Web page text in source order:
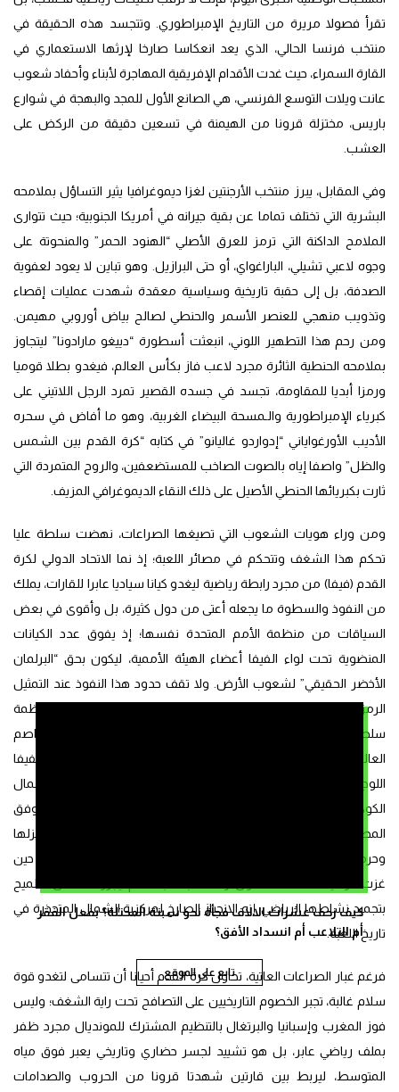
كيف زحف عشرات الالاف فجأة نحو سبتة المحتلة؟ بفعل الفقر
أم التلاعب أم انسداد الأفق؟
تابع على الموقع
تقرأ فصولا مريرة من التاريخ الإمبراطوري. وتتجسد هذه الحقيقة في
منتخب فرنسا الحالي، الذي يعد انعكاسا صارخا لإرثها الاستعماري في
القارة السمراء، حيث غدت الأقدام الإفريقية المهاجرة لأبناء وأحفاد شعوب
عانت ويلات التوسع الفرنسي، هي الصانع الأول للمجد والبهجة في شوارع
باريس، مختزلة قرونا من الهيمنة في تسعين دقيقة من الركض على
العشب.
وفي المقابل، يبرز منتخب الأرجنتين لغزا ديموغرافيا يثير التساؤل بملامحه
البشرية التي تختلف تماما عن بقية جيرانه في أمريكا الجنوبية؛ حيث تتوارى
الملامح الداكنة التي ترمز للعرق الأصلي “الهنود الحمر” والمنحوتة على
وجوه لاعبي تشيلي، الباراغواي، أو حتى البرازيل. وهو تباين لا يعود لعفوية
الصدفة، بل إلى حقبة تاريخية وسياسية معقدة شهدت عمليات إقصاء
وتذويب منهجي للعنصر الأسمر والحنطي لصالح بياض أوروبي مهيمن.
ومن رحم هذا التطهير اللوني، انبعثت أسطورة “دييغو مارادونا” ليتجاوز
بملامحه الحنطية الثائرة مجرد لاعب فاز بكأس العالم، فيغدو بطلا قوميا
ورمزا أبديا للمقاومة، تجسد في جسده القصير تمرد الرجل اللاتيني على
كبرياء الإمبراطورية والـمسحة البيضاء الغربية، وهو ما أفاض في سحره
الأديب الأورغواياني “إدواردو غاليانو” في كتابه “كرة القدم بين الشمس
والظل” واصفا إياه بالصوت الصاخب للمستضعفين، والروح المتمردة التي
ثارت بكبريائها الحنطي الأصيل على ذلك النقاء الديموغرافي المزيف.
ومن وراء هويات الشعوب التي تصيغها الصراعات، نهضت سلطة عليا
تحكم هذا الشغف وتتحكم في مصائر اللعبة؛ إذ نما الاتحاد الدولي لكرة
القدم (فيفا) من مجرد رابطة رياضية ليغدو كيانا سياديا عابرا للقارات، يملك
من النفوذ والسطوة ما يجعله أعتى من دول كثيرة، بل وأقوى في بعض
السياقات من منظمة الأمم المتحدة نفسها؛ إذ يفوق عدد الكيانات
المنضوية تحت لواء الفيفا أعضاء الهيئة الأممية، ليكون بحق “البرلمان
الأخضر الحقيقي” لشعوب الأرض. ولا تقف حدود هذا النفوذ عند التمثيل
الرمزي فحسب، بل إن هذا الانتشار الكوني الأخطبوطي يمنح المنظمة
سلطة فرض شروط قاسية تنحني أمامها السيادة الوطنية لأكبر عواصم
العالم المستضيفة للمونديال، مجبرة إياها على الإذعان لدساتير الفيفا
اللوجستية والمالية الصارمة. ولكن هذا النفوذ الهائل يدار بعيون “شمال
الكوكب” فقط، حيث تحكم المعايير المزدوجة وتصاغ العدالة العرجاء وفق
المصالح السياسية؛ فعندما غزت روسيا أوكرانيا، سارعت الفيفا إلى عزلها
وحرمانها من المنصات الدولية كعقاب رادع، بينما غضّت الطرف تماما حين
غزت الولايات المتحدة العراق ونكلت بشعبه، فلم يجرؤ أحد على التلميح
بتجميد نشاطها الرياضي. إنه الانحياز الصارخ لمركزية الشمال المتجذرة في
تاريخ اللعبة.
فرغم غبار الصراعات العاتية، تحاول كرة القدم أحيانا أن تتسامى لتغدو قوة
سلام غالبة، تجبر الخصوم التاريخيين على التصافح تحت راية الشغف؛ وليس
فوز المغرب وإسبانيا والبرتغال بالتنظيم المشترك للمونديال مجرد ظفر
بملف رياضي عابر، بل هو تشييد لجسر حضاري وتاريخي يعبر فوق مياه
المتوسط، ليربط بين قارتين شهدتا قرونا من الحروب والصدامات